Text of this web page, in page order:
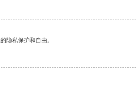
隐私保护和自由。